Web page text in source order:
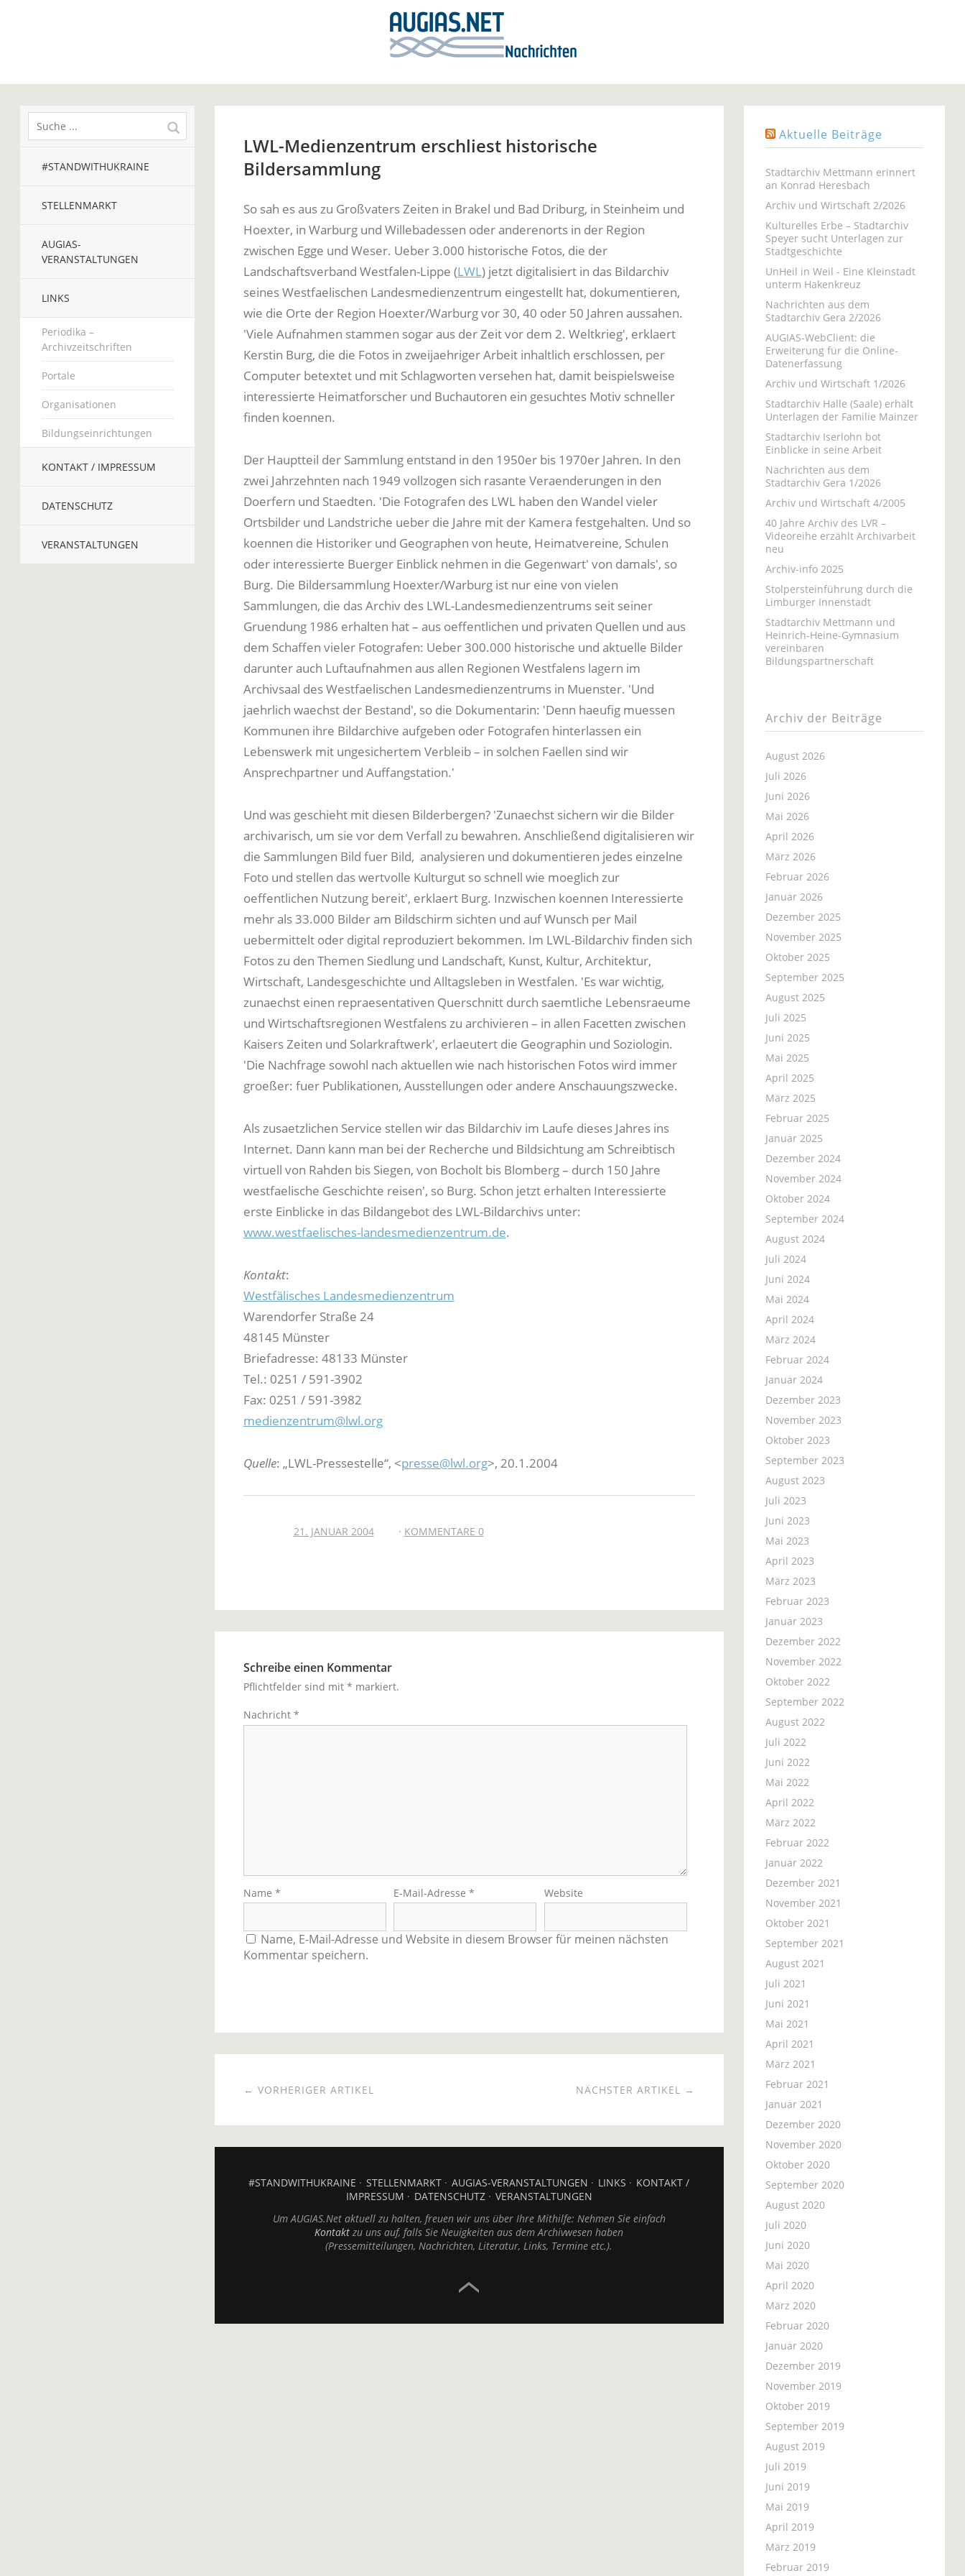
#STANDWITHUKRAINE
STELLENMARKT
AUGIAS-
VERANSTALTUNGEN
LINKS
Periodika –
Archivzeitschriften
Portale
Organisationen
Bildungseinrichtungen
KONTAKT / IMPRESSUM
DATENSCHUTZ
VERANSTALTUNGEN
LWL-Medienzentrum erschliest historische
Bildersammlung
So sah es aus zu Großvaters Zeiten in Brakel und Bad Driburg, in Steinheim und
Hoexter, in Warburg und Willebadessen oder anderenorts in der Region
zwischen Egge und Weser. Ueber 3.000 historische Fotos, die der
Landschaftsverband Westfalen-Lippe (LWL) jetzt digitalisiert in das Bildarchiv
seines Westfaelischen Landesmedienzentrum eingestellt hat, dokumentieren,
wie die Orte der Region Hoexter/Warburg vor 30, 40 oder 50 Jahren aussahen.
'Viele Aufnahmen stammen sogar aus der Zeit vor dem 2. Weltkrieg', erklaert
Kerstin Burg, die die Fotos in zweijaehriger Arbeit inhaltlich erschlossen, per
Computer betextet und mit Schlagworten versehen hat, damit beispielsweise
interessierte Heimatforscher und Buchautoren ein gesuchtes Motiv schneller
finden koennen.
Der Hauptteil der Sammlung entstand in den 1950er bis 1970er Jahren. In den
zwei Jahrzehnten nach 1949 vollzogen sich rasante Veraenderungen in den
Doerfern und Staedten. 'Die Fotografen des LWL haben den Wandel vieler
Ortsbilder und Landstriche ueber die Jahre mit der Kamera festgehalten. Und so
koennen die Historiker und Geographen von heute, Heimatvereine, Schulen
oder interessierte Buerger Einblick nehmen in die Gegenwart' von damals', so
Burg. Die Bildersammlung Hoexter/Warburg ist nur eine von vielen
Sammlungen, die das Archiv des LWL-Landesmedienzentrums seit seiner
Gruendung 1986 erhalten hat – aus oeffentlichen und privaten Quellen und aus
dem Schaffen vieler Fotografen: Ueber 300.000 historische und aktuelle Bilder
darunter auch Luftaufnahmen aus allen Regionen Westfalens lagern im
Archivsaal des Westfaelischen Landesmedienzentrums in Muenster. 'Und
jaehrlich waechst der Bestand', so die Dokumentarin: 'Denn haeufig muessen
Kommunen ihre Bildarchive aufgeben oder Fotografen hinterlassen ein
Lebenswerk mit ungesichertem Verbleib – in solchen Faellen sind wir
Ansprechpartner und Auffangstation.'
Und was geschieht mit diesen Bilderbergen? 'Zunaechst sichern wir die Bilder
archivarisch, um sie vor dem Verfall zu bewahren. Anschließend digitalisieren wir
die Sammlungen Bild fuer Bild, analysieren und dokumentieren jedes einzelne
Foto und stellen das wertvolle Kulturgut so schnell wie moeglich zur
oeffentlichen Nutzung bereit', erklaert Burg. Inzwischen koennen Interessierte
mehr als 33.000 Bilder am Bildschirm sichten und auf Wunsch per Mail
uebermittelt oder digital reproduziert bekommen. Im LWL-Bildarchiv finden sich
Fotos zu den Themen Siedlung und Landschaft, Kunst, Kultur, Architektur,
Wirtschaft, Landesgeschichte und Alltagsleben in Westfalen. 'Es war wichtig,
zunaechst einen repraesentativen Querschnitt durch saemtliche Lebensraeume
und Wirtschaftsregionen Westfalens zu archivieren – in allen Facetten zwischen
Kaisers Zeiten und Solarkraftwerk', erlaeutert die Geographin und Soziologin.
'Die Nachfrage sowohl nach aktuellen wie nach historischen Fotos wird immer
groeßer: fuer Publikationen, Ausstellungen oder andere Anschauungszwecke.
Als zusaetzlichen Service stellen wir das Bildarchiv im Laufe dieses Jahres ins
Internet. Dann kann man bei der Recherche und Bildsichtung am Schreibtisch
virtuell von Rahden bis Siegen, von Bocholt bis Blomberg – durch 150 Jahre
westfaelische Geschichte reisen', so Burg. Schon jetzt erhalten Interessierte
erste Einblicke in das Bildangebot des LWL-Bildarchivs unter:
www.westfaelisches-landesmedienzentrum.de.
Kontakt:
Westfälisches Landesmedienzentrum
Warendorfer Straße 24
48145 Münster
Briefadresse: 48133 Münster
Tel.: 0251 / 591-3902
Fax: 0251 / 591-3982
medienzentrum@lwl.org
Quelle: „LWL-Pressestelle“, <presse@lwl.org>, 20.1.2004
21. JANUAR 2004 KOMMENTARE 0
Schreibe einen Kommentar
Pflichtfelder sind mit * markiert.
Nachricht *
Name * E-Mail-Adresse* Website
Name, E-Mail-Adresse und Website in diesem Browser für meinen nächsten
Kommentar speichern.
NÄCHSTER ARTIKEL →
← VORHERIGER ARTIKEL
#STANDWITHUKRAINE STELLENMARKT AUGIAS-VERANSTALTUNGEN LINKS
KONTAKT /
IMPRESSUM
DATENSCHUTZ
VERANSTALTUNGEN
Um AUGIAS.Net aktuell zu halten, freuen wir uns über Ihre Mithilfe: Nehmen Sie einfach
Kontakt zu uns auf, falls Sie Neuigkeiten aus dem Archivwesen haben
(Pressemitteilungen, Nachrichten, Literatur, Links, Termine etc.).
Aktuelle Beiträge
Stadtarchiv Mettmann erinnert
an Konrad Heresbach
Archiv und Wirtschaft 2/2026
Kulturelles Erbe – Stadtarchiv
Speyer sucht Unterlagen zur
Stadtgeschichte
UnHeil in Weil - Eine Kleinstadt
unterm Hakenkreuz
Nachrichten aus dem
Stadtarchiv Gera 2/2026
AUGIAS-WebClient: die
Erweiterung für die Online-
Datenerfassung
Archiv und Wirtschaft 1/2026
Stadtarchiv Halle (Saale) erhält
Unterlagen der Familie Mainzer
Stadtarchiv Iserlohn bot
Einblicke in seine Arbeit
Nachrichten aus dem
Stadtarchiv Gera 1/2026
Archiv und Wirtschaft 4/2005
40 Jahre Archiv des LVR –
Videoreihe erzählt Archivarbeit
neu
Archiv-info 2025
Stolpersteinführung durch die
Limburger Innenstadt
Stadtarchiv Mettmann und
Heinrich-Heine-Gymnasium
vereinbaren
Bildungspartnerschaft
Archiv der Beiträge
August 2026
Juli 2026
Juni 2026
Mai 2026
April 2026
März 2026
Februar 2026
Januar 2026
Dezember 2025
November 2025
Oktober 2025
September 2025
August 2025
Juli 2025
Juni 2025
Mai 2025
April 2025
März 2025
Februar 2025
Januar 2025
Dezember 2024
November 2024
Oktober 2024
September 2024
August 2024
Juli 2024
Juni 2024
Mai 2024
April 2024
März 2024
Februar 2024
Januar 2024
Dezember 2023
November 2023
Oktober 2023
September 2023
August 2023
Juli 2023
Juni 2023
Mai 2023
April 2023
März 2023
Februar 2023
Januar 2023
Dezember 2022
November 2022
Oktober 2022
September 2022
August 2022
Juli 2022
Juni 2022
Mai 2022
April 2022
März 2022
Februar 2022
Januar 2022
Dezember 2021
November 2021
Oktober 2021
September 2021
August 2021
Juli 2021
Juni 2021
Mai 2021
April 2021
März 2021
Februar 2021
Januar 2021
Dezember 2020
November 2020
Oktober 2020
September 2020
August 2020
Juli 2020
Juni 2020
Mai 2020
April 2020
März 2020
Februar 2020
Januar 2020
Dezember 2019
November 2019
Oktober 2019
September 2019
August 2019
Juli 2019
Juni 2019
Mai 2019
April 2019
März 2019
Februar 2019